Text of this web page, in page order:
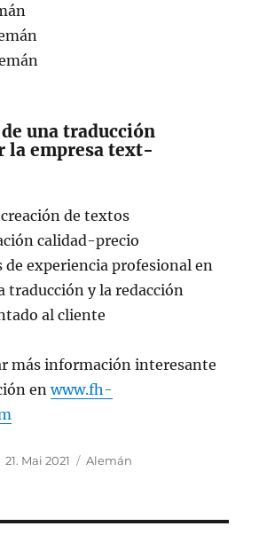
una traducción
la empresa text-
de textos
calidad-precio
de experiencia profesional en
traducción y la redacción
al cliente
más información interesante
enwww.fh-
Veröffentlicht
21. Mai 2021 Kategorien
Alemán